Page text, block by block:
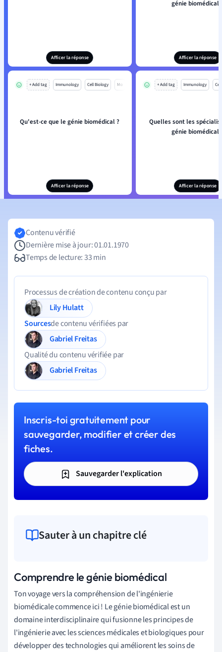
Afficer la réponse
génie biomédical
Afficer la réponse
+ Add tag Immunology Cell Biology Mo
Qu'est-ce que le génie biomédical ?
Afficer la réponse
+ Add tag Immunology
Quelles sont les
génie biomédical
Afficer la réponse
Contenu vérifié
Dernière mise à jour: 01.01.1970
Temps de lecture: 33 min
Processus de création de contenu conçu par
Lily Hulatt
Sourcesde contenu vérifiées par
Gabriel Freitas
Qualité du contenu vérifiée par
Gabriel Freitas
Inscris-toi gratuitement pour
sauvegarder, modifier et créer des
fiches.
Sauvegarder l'explication
Sauter à un chapitre clé
Comprendre le génie biomédical
Ton voyage vers la compréhension de l'ingénierie
biomédicale commence ici ! Le génie biomédical est un
domaine interdisciplinaire qui fusionne les principes de
l'ingénierie avec les sciences médicales et biologiques pour
développer des technologies qui améliorent les soins de